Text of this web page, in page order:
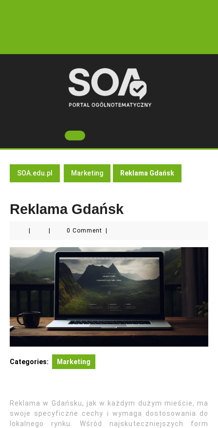
Open
Button
SOA.edu.pl Marketing Reklama Gdańsk
Reklama Gdańsk
0 Comment
Categories: Marketing
Reklama w Gdańsku, jak w każdym dużym mieście, ma
swoje specyficzne cechy i wymaga dostosowania do
lokalnego rynku. Wśród najskuteczniejszych form